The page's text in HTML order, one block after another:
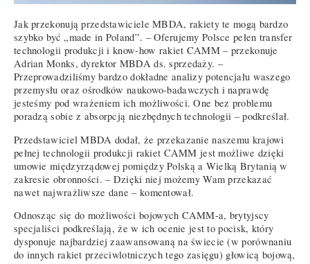
Jak przekonują przedstawiciele MBDA, rakiety te mogą bardzo
szybko być „made in Poland”. – Oferujemy Polsce pełen transfer
technologii produkcji i know-how rakiet CAMM – przekonuje
Adrian Monks, dyrektor MBDA ds. sprzedaży. –
Przeprowadziliśmy bardzo dokładne analizy potencjału waszego
przemysłu oraz ośrodków naukowo-badawczych i naprawdę
jesteśmy pod wrażeniem ich możliwości. One bez problemu
poradzą sobie z absorpcją niezbędnych technologii – podkreślał.
Przedstawiciel MBDA dodał, że przekazanie naszemu krajowi
pełnej technologii produkcji rakiet CAMM jest możliwe dzięki
umowie międzyrządowej pomiędzy Polską a Wielką Brytanią w
zakresie obronności. – Dzięki niej możemy Wam przekazać
nawet najwrażliwsze dane – komentował.
Odnosząc się do możliwości bojowych CAMM-a, brytyjscy
specjaliści podkreślają, że w ich ocenie jest to pocisk, który
dysponuje najbardziej zaawansowaną na świecie (w porównaniu
do innych rakiet przeciwlotniczych tego zasięgu) głowicą bojową,